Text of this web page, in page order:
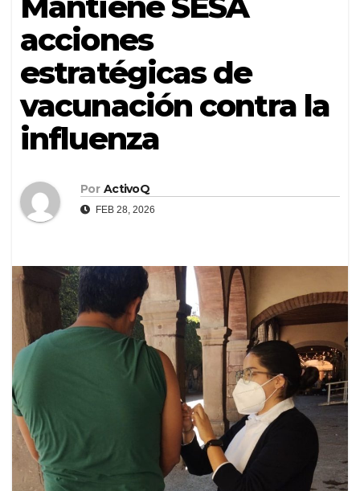
acciones
estratégicas de
vacunación contra la
influenza
Por ActivoQ
FEB 28, 2026